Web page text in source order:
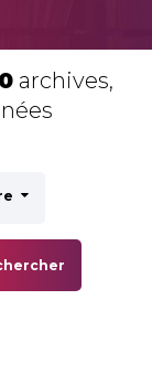
archives,